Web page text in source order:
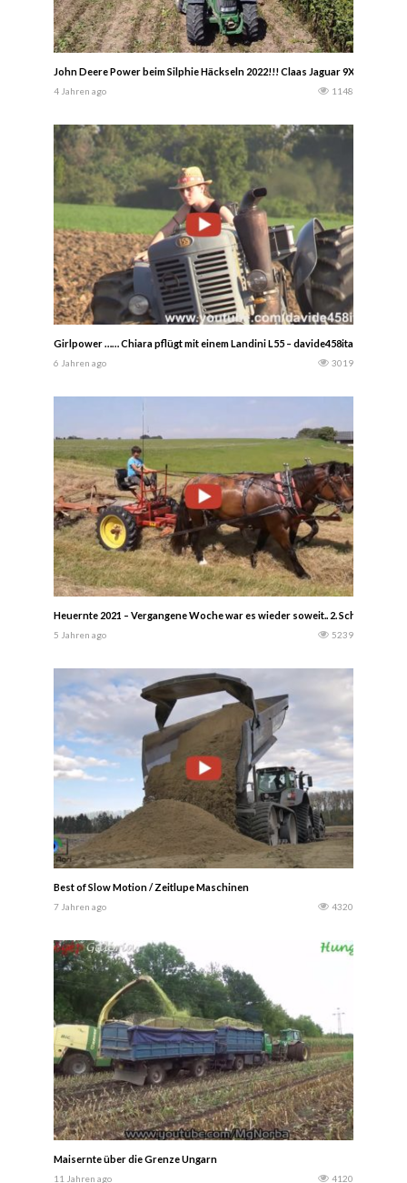
John Deere Power beim Silphie Häckseln 2022!!! Claas Jaguar 9XX
4 Jahren ago 1148
Girlpower …… Chiara pflügt mit einem Landini L55 – davide458italia
6 Jahren ago 3019
Heuernte 2021 – Vergangene Woche war es wieder soweit.. 2. Schnitt
5 Jahren ago 5239
Best of Slow Motion / Zeitlupe Maschinen
7 Jahren ago 4320
Maisernte über die Grenze Ungarn
11 Jahren ago 4120